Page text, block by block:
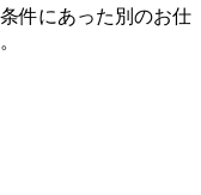
件にあった別のお仕
。